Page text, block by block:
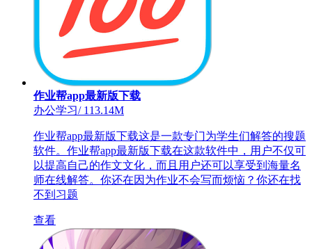
作业帮app最新版下载
办公学习/113.14M
作业帮app最新版下载这是一款专门为学生们解答的搜题
软件。作业帮app最新版下载在这款软件中，用户不仅可
以提高自己的作文文化，而且用户还可以享受到海量名
师在线解答。你还在因为作业不会写而烦恼？你还在找
不到习题
查看